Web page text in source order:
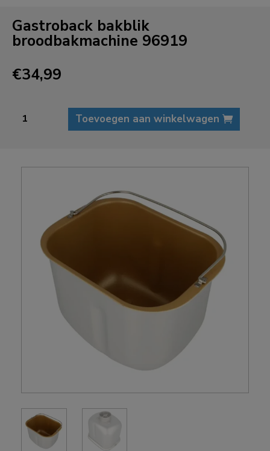
Gastroback bakblik
broodbakmachine 96919
€34,99
bakblik
Toevoegen aan winkelwagen